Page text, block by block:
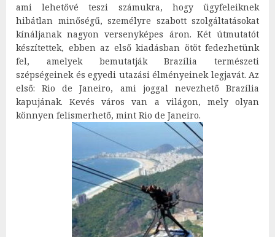
ami lehetővé teszi számukra, hogy ügyfeleiknek
hibátlan minőségű, személyre szabott szolgáltatásokat
kínáljanak nagyon versenyképes áron. Két útmutatót
készítettek, ebben az első kiadásban ötöt fedezhetünk
fel, amelyek bemutatják Brazília természeti
szépségeinek és egyedi utazási élményeinek legjavát. Az
első: Rio de Janeiro, ami joggal nevezhető Brazília
kapujának. Kevés város van a világon, mely olyan
könnyen felismerhető, mint Rio de Janeiro.